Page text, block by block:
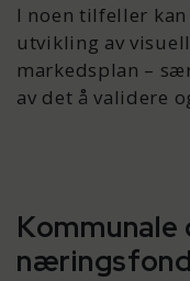
I noen tilfeller
utvikling av
markedsplan –
av det å validere
Kommunale
næringsfond